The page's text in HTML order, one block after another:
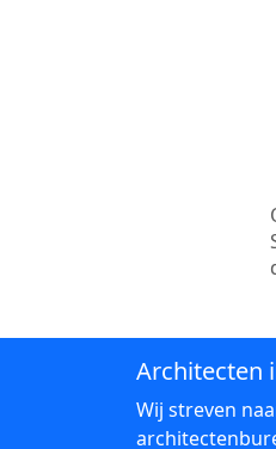
Architecten
Wij streven